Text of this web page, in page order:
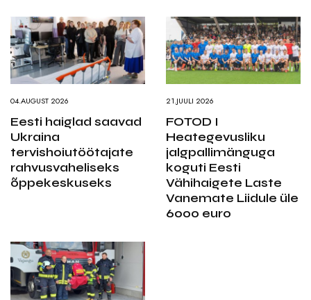
04.AUGUST 2026
Eesti haiglad saavad
Ukraina
tervishoiutöötajate
rahvusvaheliseks
õppekeskuseks
21.JUULI 2026
FOTOD I
Heategevusliku
jalgpallimänguga
koguti Eesti
Vähihaigete Laste
Vanemate Liidule üle
6000 euro